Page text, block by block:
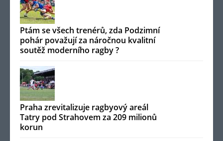
Ptám se všech trenérů, zda Podzimní
pohár považují za náročnou kvalitní
soutěž moderního ragby ?
Praha zrevitalizuje ragbyový areál
Tatry pod Strahovem za 209 milionů
korun